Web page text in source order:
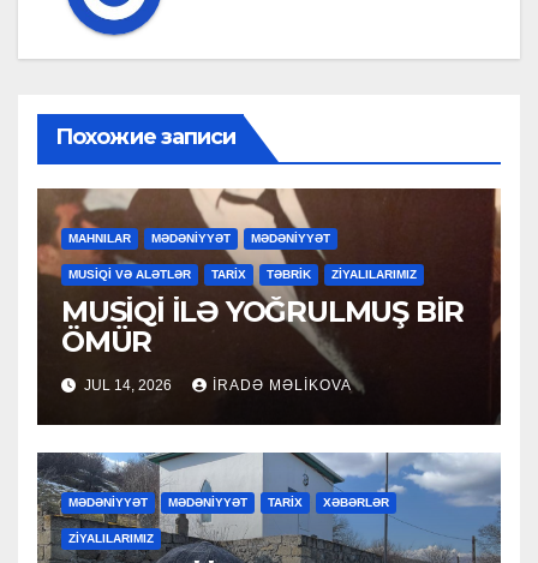
Похожие записи
MAHNILAR MƏDƏNİYYƏT MƏDƏNİYYƏT
MUSİQİ VƏ ALƏTLƏR TARİX TƏBRİK ZİYALILARIMIZ
MUSİQİ İLƏ YOĞRULMUŞ BİR
ÖMÜR
JUL 14, 2026 İRADƏ MƏLIKOVA
MƏDƏNİYYƏT MƏDƏNİYYƏT TARİX XƏBƏRLƏR
ZİYALILARIMIZ